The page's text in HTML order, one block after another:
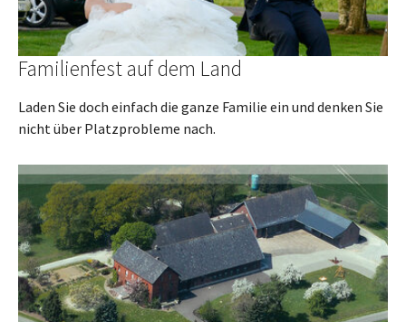
Familienfest auf dem Land
Laden Sie doch einfach die ganze Familie ein und denken Sie
nicht über Platzprobleme nach.